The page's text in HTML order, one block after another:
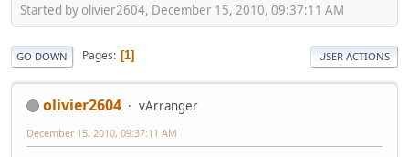
Started by olivier2604, December 15, 2010, 09:37:11 AM
GO DOWN Pages 1 USER ACTIONS
olivier2604 vArranger
December 15, 2010, 09:37:11 AM